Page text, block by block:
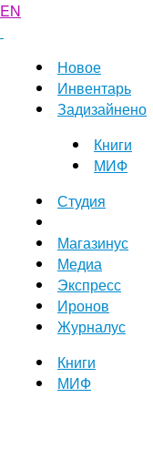
EN
Новое
Инвентарь
Задизайнено
Книги
МИФ
Студия
Магазинус
Медиа
Экспресс
Иронов
Журналус
Книги
МИФ